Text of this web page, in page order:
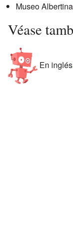
Museo
Véase
En